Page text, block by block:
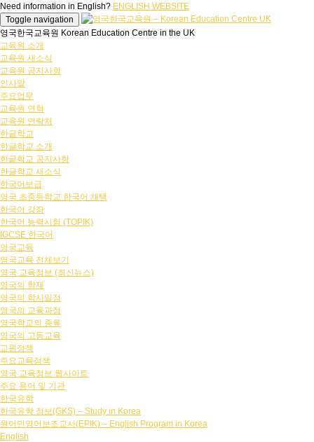
Need information in English? ENGLISH WEBSITE
Toggle navigation
영국한국교육원 Korean Education Centre in the UK
교육원 소개
교육원 새소식
교육원 공지사항
인사말
주요업무
교육원 연혁
교육원 연락처
한글학교
한글학교 소개
한글학교 공지사항
한글학교 새소식
한국어보급
영국 초중등학교 한국어 채택
한국어 강좌
한국어 능력시험 (TOPIK)
IGCSE 한국어
영국교육
영국교육 전체보기
영국 교육정보 (최신뉴스)
영국의 학제
영국의 학사일정
영국의 교육과정
영국학교의 종류
영국의 고등교육
교원정책
주요교육정책
영국 교육정보 웹사이트
주요 용어 및 기관
한국유학
한국유학 정보(GKS) – Study in Korea
원어민영어보조교사(EPIK) – English Program in Korea
English